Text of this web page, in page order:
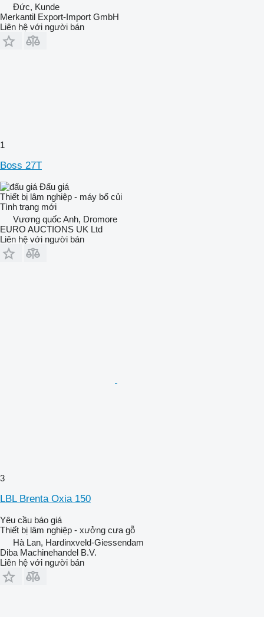
Đức, Kunde
Merkantil Export-Import GmbH
Liên hệ với người bán
1
Boss 27T
Đấu giá
Thiết bị lâm nghiệp - máy bổ củi
Tình trạng mới
Vương quốc Anh, Dromore
EURO AUCTIONS UK Ltd
Liên hệ với người bán
3
LBL Brenta Oxia 150
Yêu cầu báo giá
Thiết bị lâm nghiệp - xưởng cưa gỗ
Hà Lan, Hardinxveld-Giessendam
Diba Machinehandel B.V.
Liên hệ với người bán